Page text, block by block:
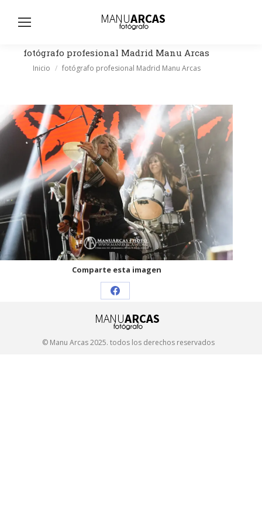
fotógrafo profesional Madrid Manu Arcas
Estás aquí:
Inicio fotógrafo profesional Madrid Manu Arcas
Comparte esta imagen
Share
on
Facebook
© Manu Arcas 2025. todos los derechos reservados